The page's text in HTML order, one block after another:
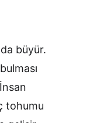
büyür.
tohumu